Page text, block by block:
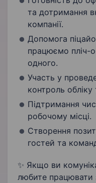
та дотримання
компанії.
Допомога
працюємо пліч-
одного.
Участь у
контроль обліку
Підтримання
робочому місці.
Створення
гостей та
✨ Якщо ви
любите працювати